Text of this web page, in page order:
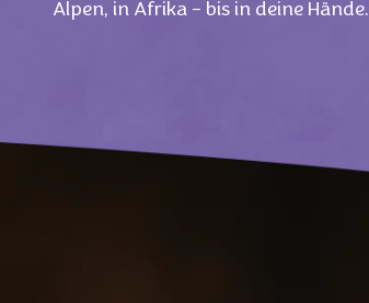
Alpen, in Afrika – bis in deine Hände.